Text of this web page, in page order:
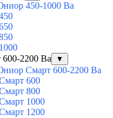
450-1000 Ва
2200 Ва
▼
Смарт 600-2200 Ва
600
800
1000
1200